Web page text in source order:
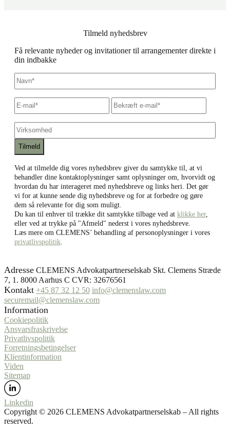
Tilmeld nyhedsbrev
Få relevante nyheder og invitationer til arrangementer direkte i
din indbakke
Navn *
E-
mail*
Skriv
e-
Virksomhed
Ved at tilmelde dig vores nyhedsbrev giver du samtykke til, at vi
behandler dine kontaktoplysninger samt oplysninger om, hvorvidt og
hvordan du har interageret med nyhedsbreve og links heri. Det gør
vi for at kunne sende dig nyhedsbreve og for at forbedre og gøre
dem så relevante for dig som muligt.
Du kan til enhver til trække dit samtykke tilbage ved at klikke her,
eller ved at trykke på "Afmeld" nederst i vores nyhedsbreve.
Læs mere om CLEMENS’ behandling af personoplysninger i vores
privatlivspolitik
Adresse CLEMENS Advokatpartnerselskab Skt. Clemens Stræde
7, 1. 8000 Aarhus C CVR: 32676561
Kontakt +45 87 32 12 50 info@clemenslaw.com
securemail@clemenslaw.com
Information
Cookiepolitik
Ansvarsfraskrivelse
Privatlivspolitik
Forretningsbetingelser
Klientinformation
Viden
Sitemap
Linkedin
Copyright ©️ 2026 CLEMENS Advokatpartnerselskab – All rights
reserved.